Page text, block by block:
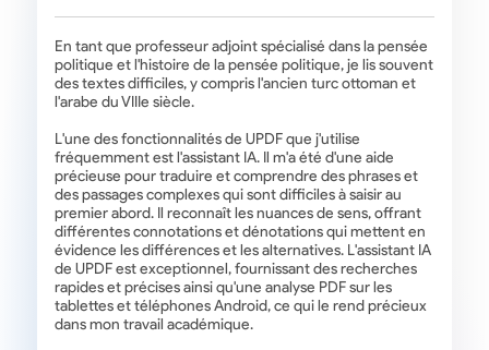
En tant que professeur adjoint spécialisé dans la pensée
politique et l'histoire de la pensée politique, je lis souvent
des textes difficiles, y compris l'ancien turc ottoman et
l'arabe du VIIIe siècle.
L'une des fonctionnalités de UPDF que j'utilise
fréquemment est l'assistant IA. Il m'a été d'une aide
précieuse pour traduire et comprendre des phrases et
des passages complexes qui sont difficiles à saisir au
premier abord. Il reconnaît les nuances de sens, offrant
différentes connotations et dénotations qui mettent en
évidence les différences et les alternatives. L'assistant IA
de UPDF est exceptionnel, fournissant des recherches
rapides et précises ainsi qu'une analyse PDF sur les
tablettes et téléphones Android, ce qui le rend précieux
dans mon travail académique.